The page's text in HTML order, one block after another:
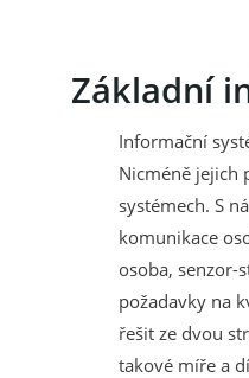
Základní
Informační
Nicméně jejich
systémech. S
komunikace
osoba, senzor-
požadavky na
řešit ze dvou
takové míře a